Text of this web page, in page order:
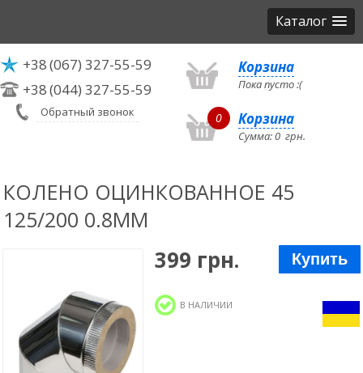
Каталог
+38(067) 327-55-59
+38(044) 327-55-59
Обратный звонок
Корзина
Пока пусто :(
0 Корзина
Сумма:0 грн.
КОЛЕНО ОЦИНКОВАННОЕ 45
125/200 0.8ММ
399 грн. Купить
В НАЛИЧИИ